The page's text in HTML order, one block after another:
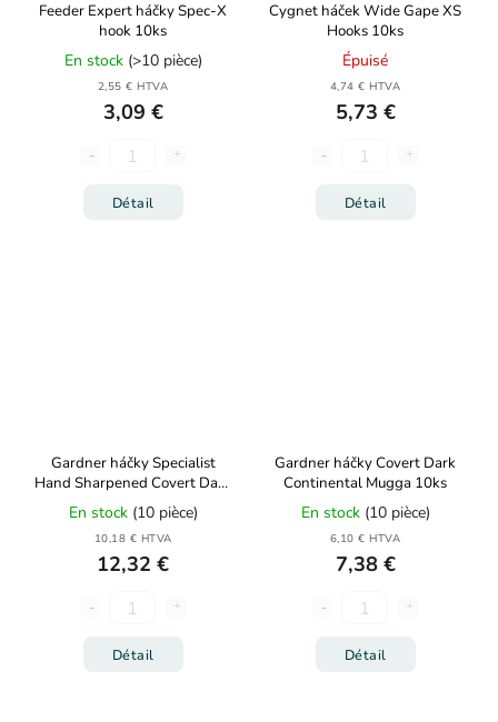
Feeder Expert háčky Spec-X
hook 10ks
En stock (>10 pièce)
2,55 € HTVA
3,09 €
Détail
Cygnet háček Wide Gape XS
Hooks 10ks
Épuisé
4,74 € HTVA
5,73 €
Détail
Gardner háčky Specialist
Hand Sharpened Covert Dark
Continental Mugga 10ks
En stock (10 pièce)
10,18 € HTVA
12,32 €
Détail
Gardner háčky Covert Dark
Continental Mugga 10ks
En stock (10 pièce)
6,10 € HTVA
7,38 €
Détail